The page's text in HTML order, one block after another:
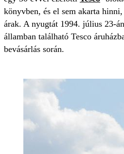
könyvben, és el sem akarta
árak. A nyugtát 1994. július 23-
államban található Tesco
bevásárlás során.